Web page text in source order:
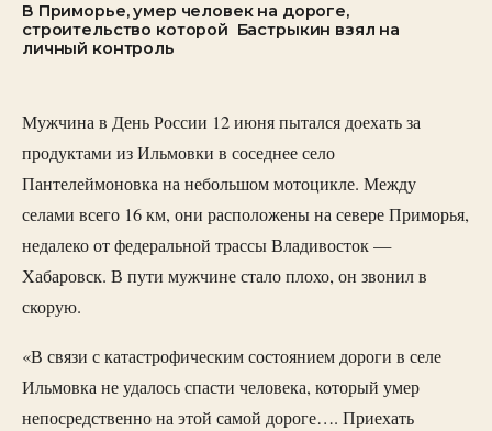
В Приморье, умер человек на дороге,
строительство которой Бастрыкин взял на
личный контроль
Мужчина в День России 12 июня пытался доехать за
продуктами из Ильмовки в соседнее село
Пантелеймоновка на небольшом мотоцикле. Между
селами всего 16 км, они расположены на севере Приморья,
недалеко от федеральной трассы Владивосток —
Хабаровск. В пути мужчине стало плохо, он звонил в
скорую.
«В связи с катастрофическим состоянием дороги в селе
Ильмовка не удалось спасти человека, который умер
непосредственно на этой самой дороге…. Приехать